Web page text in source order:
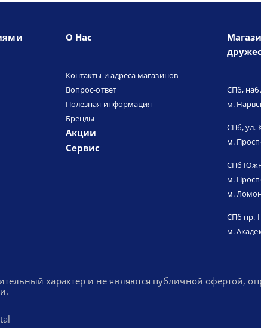
О Нас
Контакты и адреса магазинов
Вопрос-ответ
Полезная информация
Бренды
Акции
Сервис
СПб,
м.
СПб, ул.
м.
СПб
м.
м.
СПб пр.
м.
характер и не являются публичной офертой,